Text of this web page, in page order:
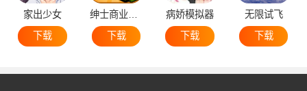
家出少女
下载
下载
病娇模拟器
下载
无限试飞
下载